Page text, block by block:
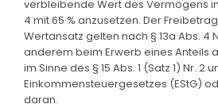
verbleibende Wert des Vermögens
4 mit 65 % anzusetzen. Der
Wertansatz gelten nach § 13a Abs. 4
anderem beim Erwerb eines Anteils
im Sinne des § 15 Abs. 1 (Satz 1) Nr. 2
Einkommensteuergesetzes (EStG)
daran.